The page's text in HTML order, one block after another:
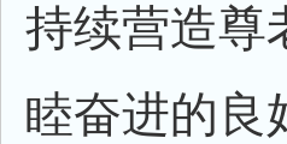
持续营造尊
睦奋进的良